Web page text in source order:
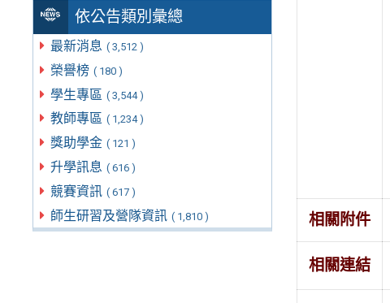
依公告類別彙總
最新消息 ( 3,512 )
榮譽榜 ( 180 )
學生專區 ( 3,544 )
教師專區 ( 1,234 )
獎助學金 ( 121 )
升學訊息 ( 616 )
競賽資訊 ( 617 )
師生研習及營隊資訊 ( 1,810 ) 相關附件
相關連結